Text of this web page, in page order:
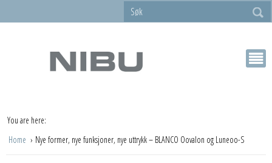
You are here:
Home
Nye former, nye funksjoner, nye uttrykk – BLANCO Oovalon og Luneoo-S